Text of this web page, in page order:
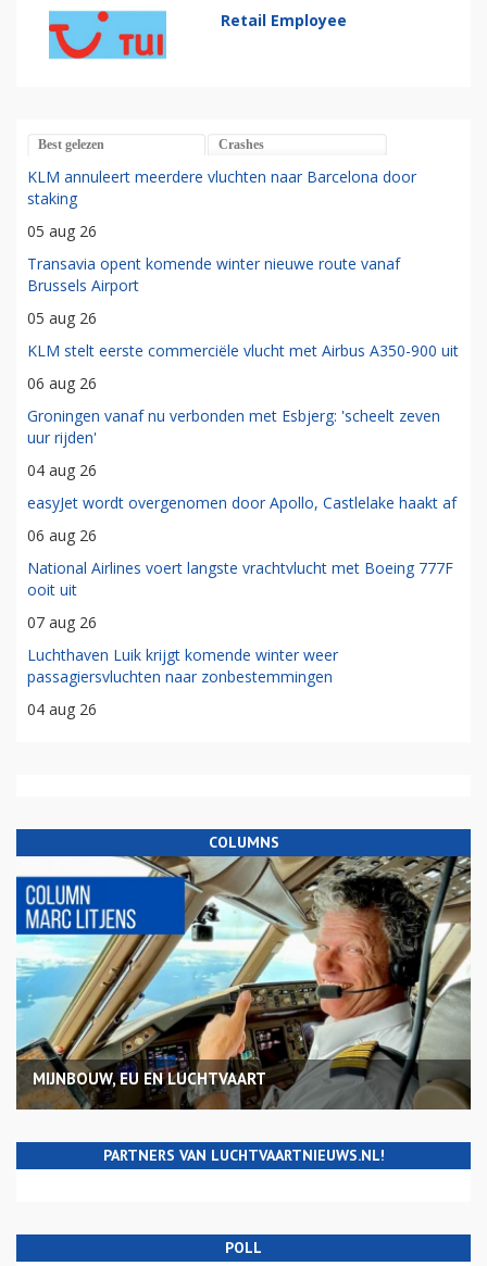
Retail Employee
Best gelezen Crashes
KLM annuleert meerdere vluchten naar Barcelona door
staking
05 aug 26
Transavia opent komende winter nieuwe route vanaf
Brussels Airport
05 aug 26
KLM stelt eerste commerciële vlucht met Airbus A350-900 uit
06 aug 26
Groningen vanaf nu verbonden met Esbjerg: 'scheelt zeven
uur rijden'
04 aug 26
easyJet wordt overgenomen door Apollo, Castlelake haakt af
06 aug 26
National Airlines voert langste vrachtvlucht met Boeing 777F
ooit uit
07 aug 26
Luchthaven Luik krijgt komende winter weer
passagiersvluchten naar zonbestemmingen
04 aug 26
COLUMNS
MIJNBOUW, EU EN LUCHTVAART
PARTNERS VAN LUCHTVAARTNIEUWS.NL!
POLL